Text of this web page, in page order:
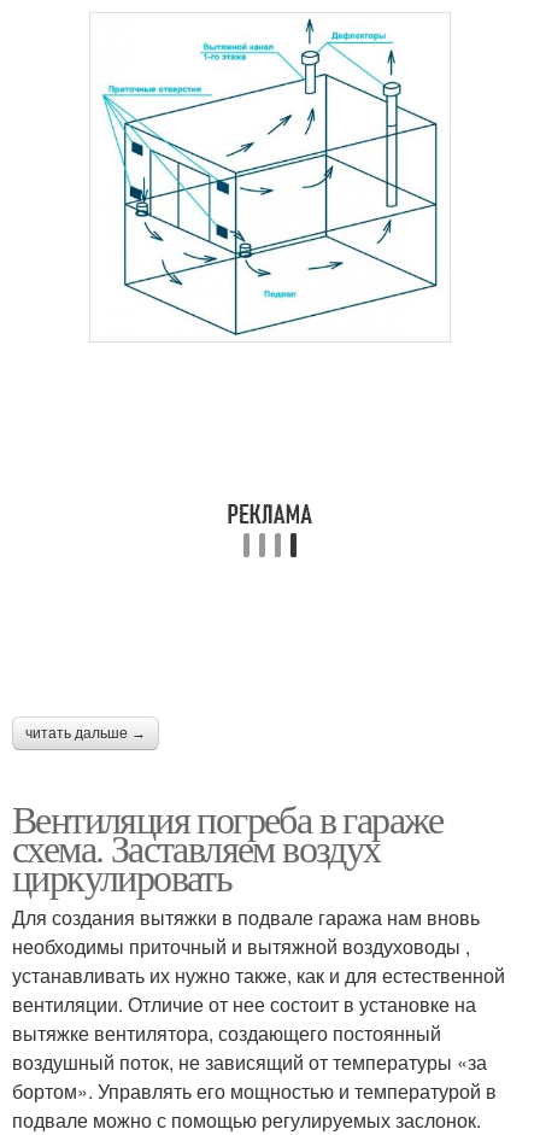
читать дальше →
Вентиляция погреба в гараже
схема. Заставляем воздух
циркулировать
Для создания вытяжки в подвале гаража нам вновь
необходимы приточный и вытяжной воздуховоды ,
устанавливать их нужно также, как и для естественной
вентиляции. Отличие от нее состоит в установке на
вытяжке вентилятора, создающего постоянный
воздушный поток, не зависящий от температуры «за
бортом». Управлять его мощностью и температурой в
подвале можно с помощью регулируемых заслонок.